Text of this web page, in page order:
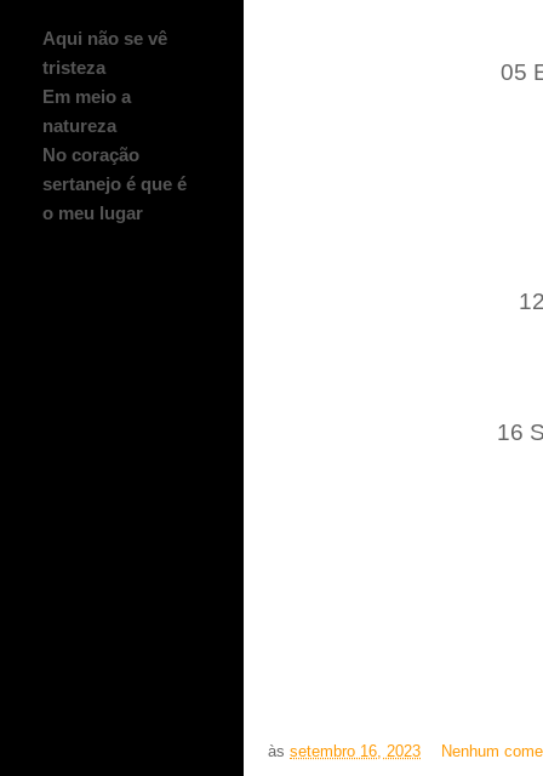
05
16
às setembro 16, 2023 Nenhum
Aqui não se vê
tristeza
Em meio a
natureza
No coração
sertanejo é que é
o meu lugar